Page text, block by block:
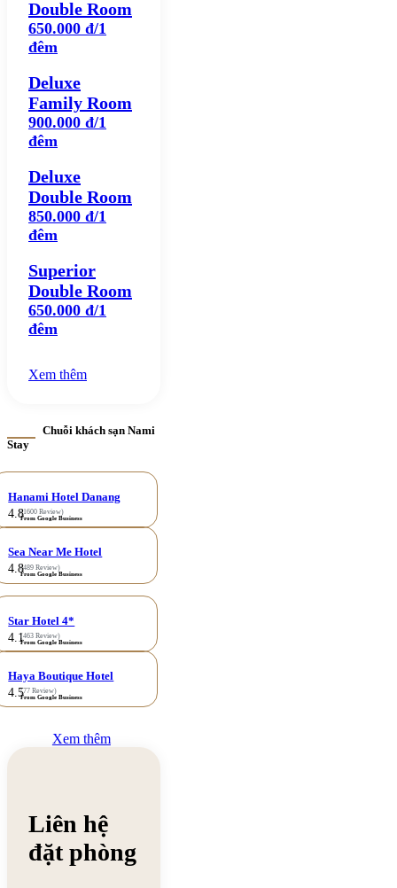
Double Room
650.000 đ/1
đêm
Deluxe
Family Room
900.000 đ/1
đêm
Deluxe
Double Room
850.000 đ/1
đêm
Superior
Double Room
650.000 đ/1
đêm
Xem thêm
Chuỗi khách sạn Nami
Stay
Hanami Hotel Danang
4.8(1600 Review)
From Google Business
Sea Near Me Hotel
4.8(489 Review)
From Google Business
Star Hotel 4*
4.1(463 Review)
From Google Business
Haya Boutique Hotel
4.5(77 Review)
From Google Business
Xem thêm
Liên hệ
đặt phòng